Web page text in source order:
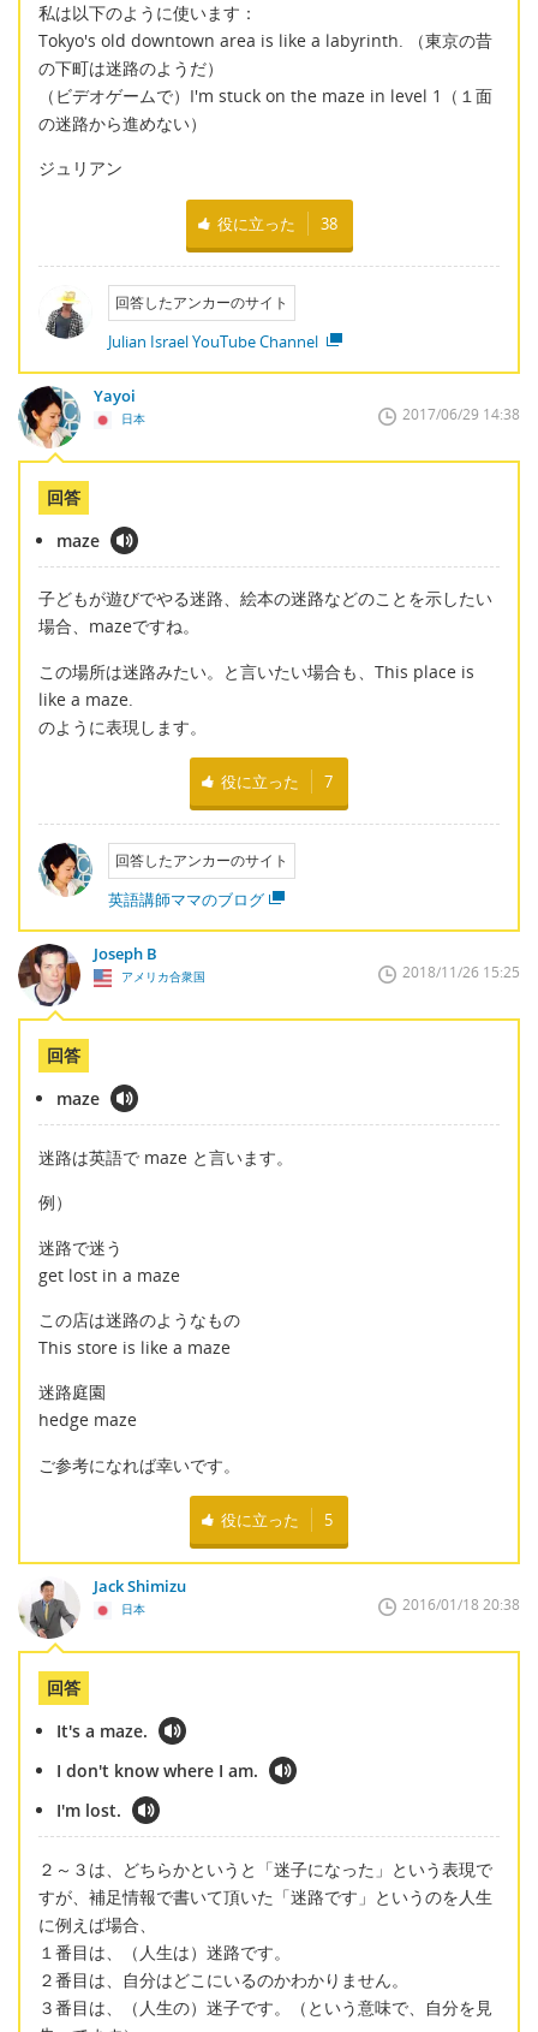
私は以下のように使います：
Tokyo's old downtown area is like a labyrinth. （東京の昔
の下町は迷路のようだ）
（ビデオゲームで）I'm stuck on the maze in level 1（１面
の迷路から進めない）
ジュリアン
役に立った 38
回答したアンカーのサイト
Julian Israel YouTube Channel
Yayoi
日本 2017/06/29 14:38
回答
maze
子どもが遊びでやる迷路、絵本の迷路などのことを示したい
場合、mazeですね。
この場所は迷路みたい。と言いたい場合も、This place is
like a maze.
のように表現します。
役に立った 7
回答したアンカーのサイト
英語講師ママのブログ
Joseph B
アメリカ合衆国 2018/11/26 15:25
回答
maze
迷路は英語で maze と言います。
例）
迷路で迷う
get lost in a maze
この店は迷路のようなもの
This store is like a maze
迷路庭園
hedge maze
ご参考になれば幸いです。
役に立った 5
Jack Shimizu
日本 2016/01/18 20:38
回答
It's a maze.
I don't know where I am.
I'm lost.
２～３は、どちらかというと「迷子になった」という表現で
すが、補足情報で書いて頂いた「迷路です」というのを人生
に例えば場合、
１番目は、（人生は）迷路です。
２番目は、自分はどこにいるのかわかりません。
３番目は、（人生の）迷子です。（という意味で、自分を見